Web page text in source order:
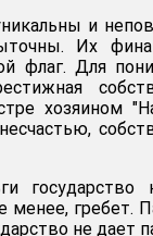
и
Их
флаг. Для
хозяином
государство
менее, гребет.
не дает